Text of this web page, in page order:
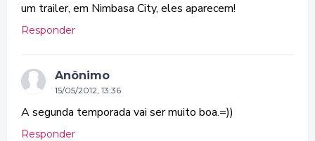
um trailer, em Nimbasa City, eles aparecem!
Responder
Anônimo
15/05/2012, 13:36
A segunda temporada vai ser muito boa.=))
Responder